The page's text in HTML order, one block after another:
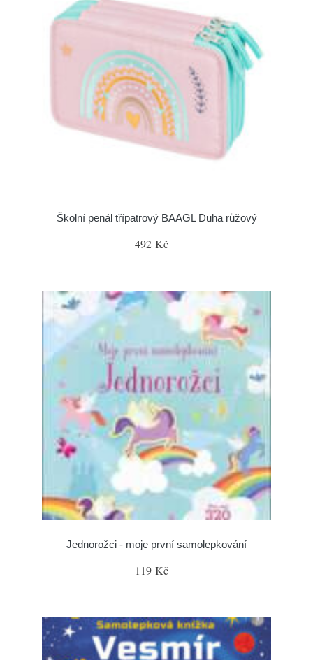
Školní penál třípatrový BAAGL Duha růžový
492 Kč
Jednorožci - moje první samolepkování
119 Kč